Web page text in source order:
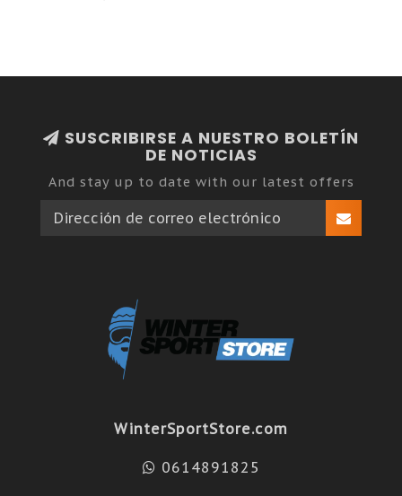
SUSCRIBIRSE A NUESTRO BOLETÍN
DE NOTICIAS
And stay up to date with our latest offers
WinterSportStore.com
0614891825